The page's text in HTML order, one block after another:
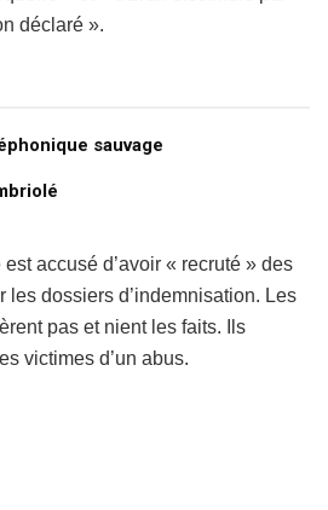
déclaré ».
sauvage
accusé d’avoir « recruté » des
les dossiers d’indemnisation. Les
pas et nient les faits. Ils
victimes d’un abus.